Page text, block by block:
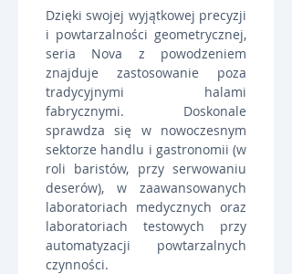
Dzięki swojej wyjątkowej precyzji
i powtarzalności geometrycznej,
seria Nova z powodzeniem
znajduje zastosowanie poza
tradycyjnymi halami
fabrycznymi. Doskonale
sprawdza się w nowoczesnym
sektorze handlu i gastronomii (w
roli baristów, przy serwowaniu
deserów), w zaawansowanych
laboratoriach medycznych oraz
laboratoriach testowych przy
automatyzacji powtarzalnych
czynności.